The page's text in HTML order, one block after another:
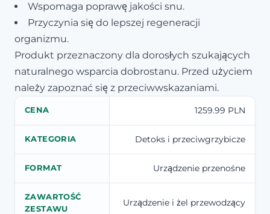
Wspomaga poprawę jakości snu.
Przyczynia się do lepszej regeneracji
organizmu.
Produkt przeznaczony dla dorosłych szukających
naturalnego wsparcia dobrostanu. Przed użyciem
należy zapoznać się z przeciwwskazaniami.
CENA 1259.99 PLN
KATEGORIA Detoks i przeciwgrzybicze
FORMAT Urządzenie przenośne
ZAWARTOŚĆ
ZESTAWU
Urządzenie i żel przewodzący